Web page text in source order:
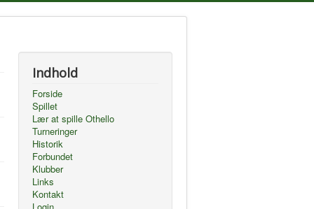
Indhold
Forside
Spillet
Lær at spille Othello
Turneringer
Historik
Forbundet
Klubber
Links
Kontakt
Login